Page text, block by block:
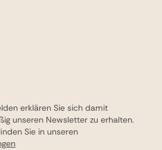
erklären Sie sich damit
unseren Newsletter zu erhalten.
Sie in unseren